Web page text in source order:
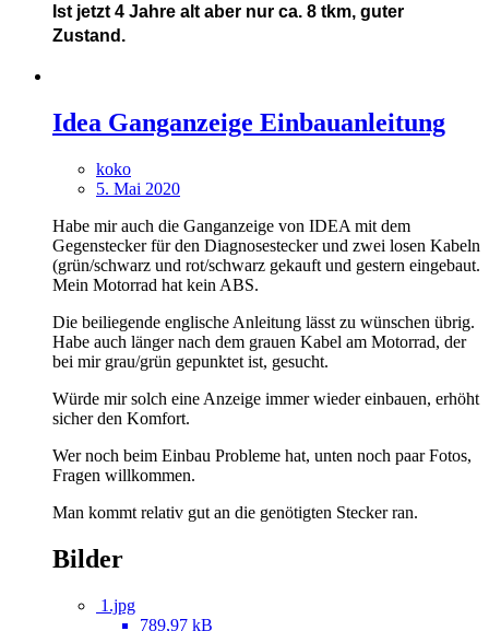
Ist jetzt 4 Jahre alt aber nur ca. 8 tkm, guter
Zustand.
Idea Ganganzeige Einbauanleitung
koko
5. Mai 2020
Habe mir auch die Ganganzeige von IDEA mit dem
Gegenstecker für den Diagnosestecker und zwei losen Kabeln
(grün/schwarz und rot/schwarz gekauft und gestern eingebaut.
Mein Motorrad hat kein ABS.
Die beiliegende englische Anleitung lässt zu wünschen übrig.
Habe auch länger nach dem grauen Kabel am Motorrad, der
bei mir grau/grün gepunktet ist, gesucht.
Würde mir solch eine Anzeige immer wieder einbauen, erhöht
sicher den Komfort.
Wer noch beim Einbau Probleme hat, unten noch paar Fotos,
Fragen willkommen.
Man kommt relativ gut an die genötigten Stecker ran.
Bilder
1.jpg
789,97 kB